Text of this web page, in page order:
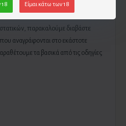
18 Είμαι κάτω των 18
παρακαλούμε διαβάστε
αναγράφονται στο εκάστοτε
τα βασικά από τις οδηγίες